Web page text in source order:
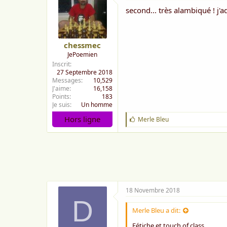
chessmec
JePoemien
Inscrit
27 Septembre 2018
Messages
10,529
J'aime
16,158
Points
183
Je suis
Un homme
Hors ligne
second... très alambiqué !
J
'
a
Merle Bleu
D
18 Novembre 2018
Merle Bleu a dit: